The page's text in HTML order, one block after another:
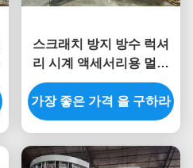
스크래치 방지 방수 럭셔
리 시계 액세서리용 멀티
아크 마그네트론 스퍼터링
PVD 코팅기
가장 좋은 가격 을 구하라